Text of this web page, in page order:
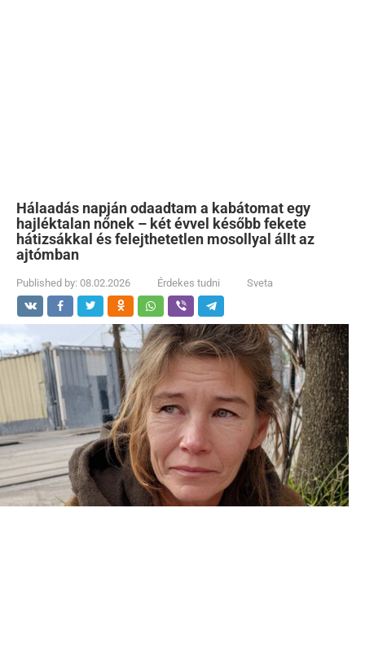
Hálaadás napján odaadtam a kabátomat egy
hajléktalan nőnek – két évvel később fekete
hátizsákkal és felejthetetlen mosollyal állt az
ajtómban
Published by: 08.02.2026 Érdekes tudni Sveta